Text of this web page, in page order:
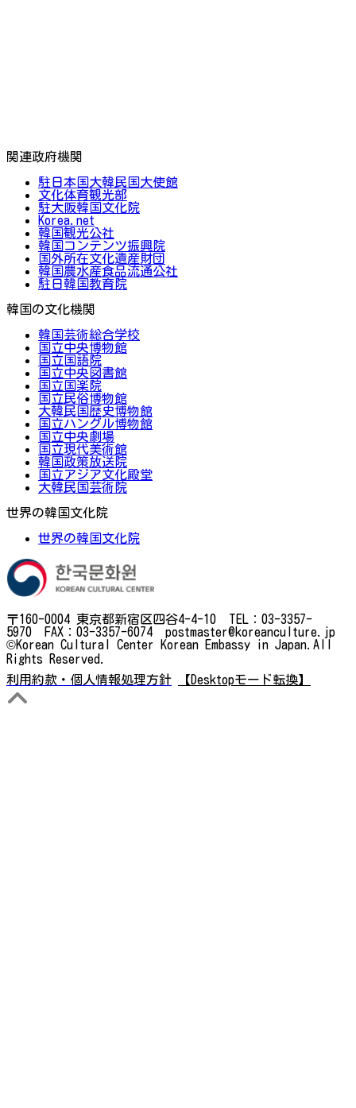
関連政府機関
駐日本国大韓民国大使館
文化体育観光部
駐大阪韓国文化院
Korea.net
韓国観光公社
韓国コンテンツ振興院
国外所在文化遺産財団
韓国農水産食品流通公社
駐日韓国教育院
韓国の文化機関
韓国芸術総合学校
国立中央博物館
国立国語院
国立中央図書館
国立国楽院
国立民俗博物館
大韓民国歴史博物館
国立ハングル博物館
国立中央劇場
国立現代美術館
韓国政策放送院
国立アジア文化殿堂
大韓民国芸術院
世界の韓国文化院
世界の韓国文化院
〒160-0004 東京都新宿区四谷4-4-10 TEL：03-3357-
5970 FAX：03-3357-6074 postmaster@koreanculture.jp
©Korean Cultural Center Korean Embassy in Japan.All
Rights Reserved.
利用約款・個人情報処理方針
【Desktopモード転換】